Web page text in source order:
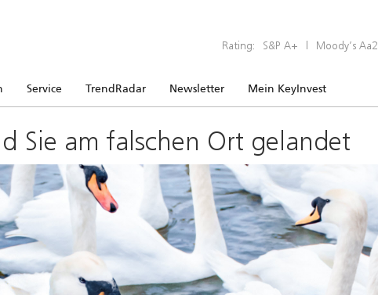
Rating: S&P A+ | Moody’s Aa2
Service TrendRadar Newsletter Mein KeyInvest
Sie am falschen Ort gelandet